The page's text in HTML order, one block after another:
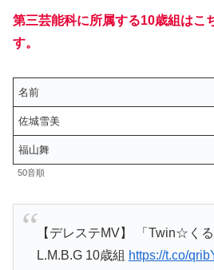
第三芸能科に所属する10歳組はこ
す。
名前
佐城雪美
福山舞
50音順
【デレステMV】 「Twin☆く
L.M.B.G 10歳組 https://t.co/